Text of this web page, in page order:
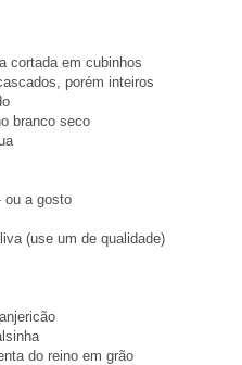
cortada em cubinhos
porém inteiros
branco seco
ou a gosto
(use um de qualidade)
do reino em grão